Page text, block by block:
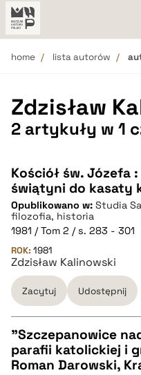
home lista autorów
Zdzisław
2 artykuły w 1
Kościół św. Józefa
świątyni do kasaty
Opublikowano w: Studia
filozofia, historia
1981 / Tom 2 / s. 283 - 301
ROK: 1981
Zdzisław Kalinowski
Zacytuj Udostępnij
CZYSTY TEKST
"Szczepanowice
parafii katolickiej i
Roman Darowski,